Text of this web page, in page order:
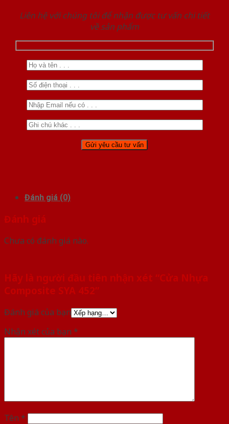
Liên hệ với chúng tôi để nhận được tư vấn chi tiết
về sản phẩm
Đánh giá (0)
Đánh giá
Chưa có đánh giá nào.
Hãy là người đầu tiên nhận xét “Cửa Nhựa
Composite SYA 452”
Đánh giá của bạn
Nhận xét của bạn *
Tên *